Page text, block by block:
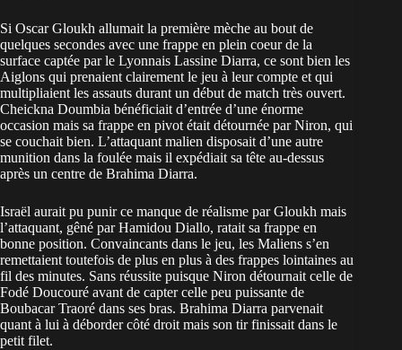
Si Oscar Gloukh allumait la première mèche au bout de
quelques secondes avec une frappe en plein coeur de la
surface captée par le Lyonnais Lassine Diarra, ce sont bien les
Aiglons qui prenaient clairement le jeu à leur compte et qui
multipliaient les assauts durant un début de match très ouvert.
Cheickna Doumbia bénéficiait d’entrée d’une énorme
occasion mais sa frappe en pivot était détournée par Niron, qui
se couchait bien. L’attaquant malien disposait d’une autre
munition dans la foulée mais il expédiait sa tête au-dessus
après un centre de Brahima Diarra.
Israël aurait pu punir ce manque de réalisme par Gloukh mais
l’attaquant, gêné par Hamidou Diallo, ratait sa frappe en
bonne position. Convaincants dans le jeu, les Maliens s’en
remettaient toutefois de plus en plus à des frappes lointaines au
fil des minutes. Sans réussite puisque Niron détournait celle de
Fodé Doucouré avant de capter celle peu puissante de
Boubacar Traoré dans ses bras. Brahima Diarra parvenait
quant à lui à déborder côté droit mais son tir finissait dans le
petit filet.